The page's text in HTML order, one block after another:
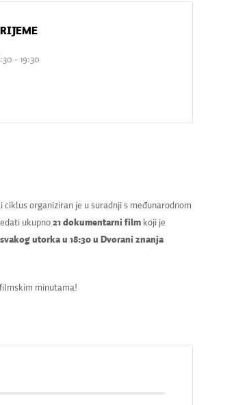
- 19:30
ciklus organiziran je u suradnji s međunarodnom
ukupno21 dokumentarni film koji je
svakog utorka u 18:30 u Dvorani znanja
minutama!